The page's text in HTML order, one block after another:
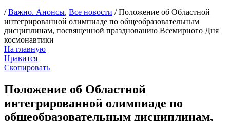
/Важно. Анонсы, Все новости / Положение об Областной
интегрированной олимпиаде по общеобразовательным
дисциплинам, посвященной празднованию Всемирного Дня
космонавтики
На главную
Нравится
Скопировать
Положение об Областной
интегрированной олимпиаде по
общеобразовательным дисциплинам,